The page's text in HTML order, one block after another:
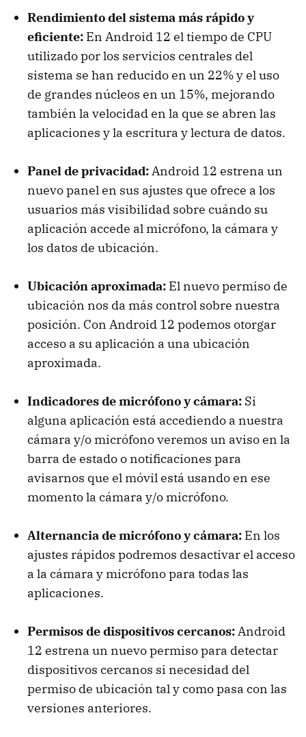
Rendimiento del sistema más rápido y
eficiente: En Android 12 el tiempo de CPU
utilizado por los servicios centrales del
sistema se han reducido en un 22% y el uso
de grandes núcleos en un 15%, mejorando
también la velocidad en la que se abren las
aplicaciones y la escritura y lectura de datos.
Panel de privacidad:Android 12 estrena un
nuevo panel en sus ajustes que ofrece a los
usuarios más visibilidad sobre cuándo su
aplicación accede al micrófono, la cámara y
los datos de ubicación.
Ubicación aproximada: El nuevo permiso de
ubicación nos da más control sobre nuestra
posición. Con Android 12 podemos otorgar
acceso a su aplicación a una ubicación
aproximada.
Indicadores de micrófono y cámara: Si
alguna aplicación está accediendo a nuestra
cámara y/o micrófono veremos un aviso en la
barra de estado o notificaciones para
avisarnos que el móvil está usando en ese
momento la cámara y/o micrófono.
Alternancia de micrófono y cámara: En los
ajustes rápidos podremos desactivar el acceso
a la cámara y micrófono para todas las
aplicaciones.
Permisos de dispositivos cercanos:Android
12 estrena un nuevo permiso para detectar
dispositivos cercanos si necesidad del
permiso de ubicación tal y como pasa con las
versiones anteriores.